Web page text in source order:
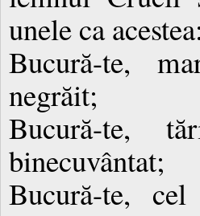
unele ca
Bucură-te,
negrăit;
Bucură-te,
binecuvântat;
Bucură-te,